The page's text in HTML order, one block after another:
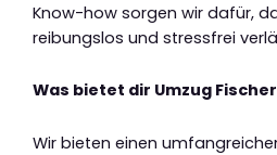
Know-how sorgen wir dafür,
reibungslos und stressfrei
Was bietet dir Umzug
Wir bieten einen